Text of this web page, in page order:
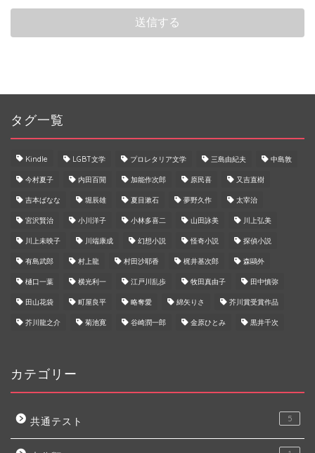
タグ一覧
Kindle LGBT文学 プロレタリア文学 三島由紀夫 中島敦
今村夏子 内田百閒 加能作次郎 原民喜 又吉直樹
吉本ばなな 堀辰雄 夏目漱石 夢野久作 太宰治
宮沢賢治 小川洋子 小林多喜二 山田詠美 川上弘美
川上未映子 川端康成 幻想小説 怪奇小説 探偵小説
有島武郎 村上龍 村田沙耶香 梶井基次郎 森鷗外
樋口一葉 横光利一 江戸川乱歩 牧田真由子 田中慎弥
田山花袋 町屋良平 略奪愛 綿矢りさ 芥川賞受賞作品
芥川龍之介 菊池寛 谷崎潤一郎 金原ひとみ 黒井千次
カテゴリー
共通テスト 5